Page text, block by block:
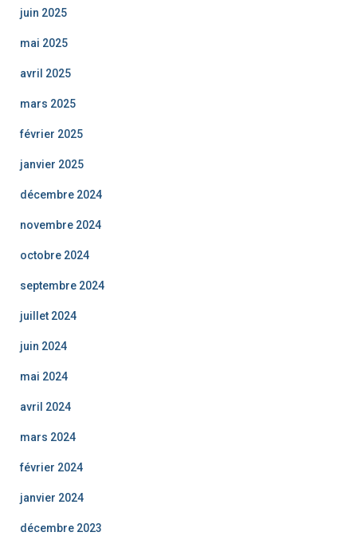
juin 2025
mai 2025
avril 2025
mars 2025
février 2025
janvier 2025
décembre 2024
novembre 2024
octobre 2024
septembre 2024
juillet 2024
juin 2024
mai 2024
avril 2024
mars 2024
février 2024
janvier 2024
décembre 2023